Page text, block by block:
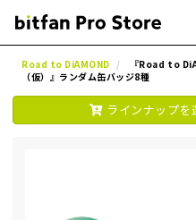
Road to DiAMOND
『Road to
（仮）』ランダム缶バッジ8種
ラインナップを